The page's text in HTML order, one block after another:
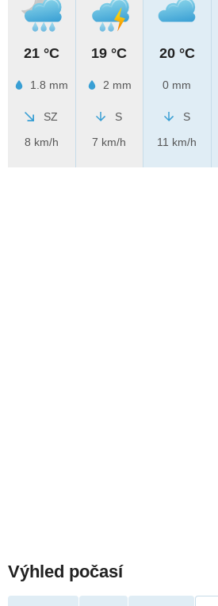
21 °C
1.8 mm
SZ
8 km/h
19 °C
2 mm
S
7 km/h
20 °C
0 mm
S
11 km/h
Výhled počasí